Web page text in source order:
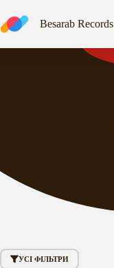
до
вмісту
Besarab Records
УСІ ФІЛЬТРИ